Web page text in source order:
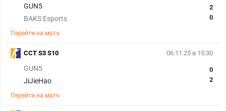
GUN5
BAKS Esports
2
0
Перейти на матч
06.11.25 в 15:30
GUN5
JiJieHao
0
2
Перейти на матч
CCT S3 S10